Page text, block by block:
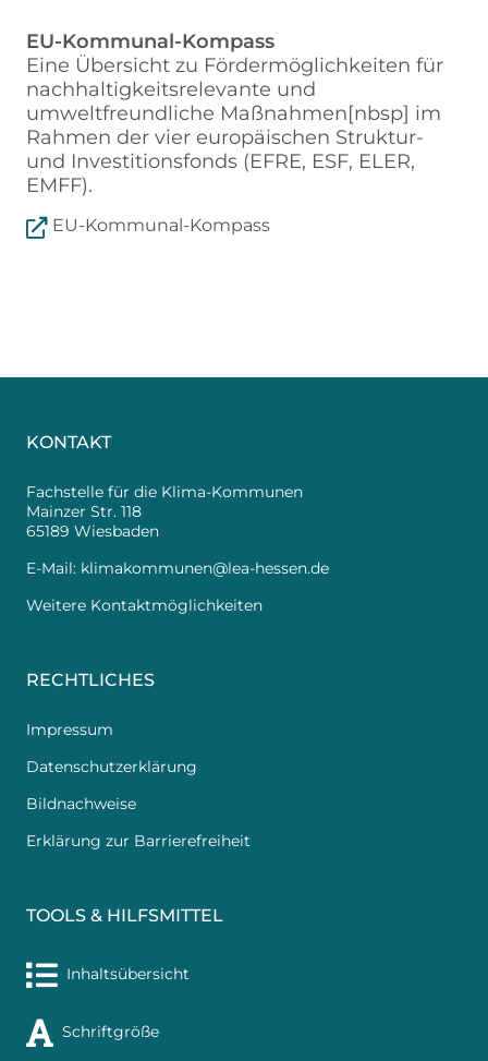
EU-Kommunal-Kompass
Eine Übersicht zu Fördermöglichkeiten für
nachhaltigkeitsrelevante und
umweltfreundliche Maßnahmen[nbsp] im
Rahmen der vier europäischen Struktur-
und Investitionsfonds (EFRE, ESF, ELER,
EMFF).
EU-Kommunal-Kompass
KONTAKT
Fachstelle für die Klima-Kommunen
Mainzer Str. 118
65189 Wiesbaden
E-Mail: klimakommunen@lea-hessen.de
Weitere Kontaktmöglichkeiten
RECHTLICHES
Impressum
Datenschutzerklärung
Bildnachweise
Erklärung zur Barrierefreiheit
TOOLS & HILFSMITTEL
Inhaltsübersicht
Schriftgröße